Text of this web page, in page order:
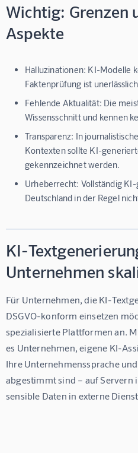
Wichtig: Grenzen
Aspekte
Halluzinationen: KI-Modelle
Faktenprüfung ist unerlässlich.
Fehlende Aktualität: Die
Wissensschnitt und kennen
Transparenz: In
Kontexten sollte KI-
gekennzeichnet werden.
Urheberrecht: Vollständig
Deutschland in der Regel
KI-
Unternehmen
Für Unternehmen, die KI-
DSGVO-konform einsetzen
spezialisierte Plattformen an.
es Unternehmen, eigene KI-
Ihre Unternehmenssprache
abgestimmt sind – auf Servern
sensible Daten in externe